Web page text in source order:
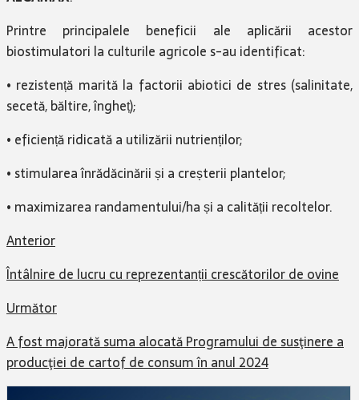
Printre principalele beneficii ale aplicării acestor
biostimulatori la culturile agricole s-au identificat:
• rezistență marită la factorii abiotici de stres (salinitate,
secetă, băltire, îngheț);
• eficiență ridicată a utilizării nutrienților;
• stimularea înrădăcinării și a creșterii plantelor;
• maximizarea randamentului/ha și a calității recoltelor.
Anterior
Întâlnire de lucru cu reprezentanții crescătorilor de ovine
Următor
A fost majorată suma alocată Programului de susţinere a
producţiei de cartof de consum în anul 2024